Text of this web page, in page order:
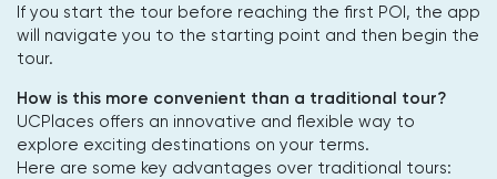
If you start the tour before reaching the first POI, the app
will navigate you to the starting point and then begin the
tour.
How is this more convenient than a traditional tour?
UCPlaces offers an innovative and flexible way to
explore exciting destinations on your terms.
Here are some key advantages over traditional tours: